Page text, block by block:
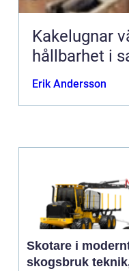
Kakelugnar värme, hantverk och
hållbarhet i
Erik Andersson
Skotare i
skogsbruk teknik,